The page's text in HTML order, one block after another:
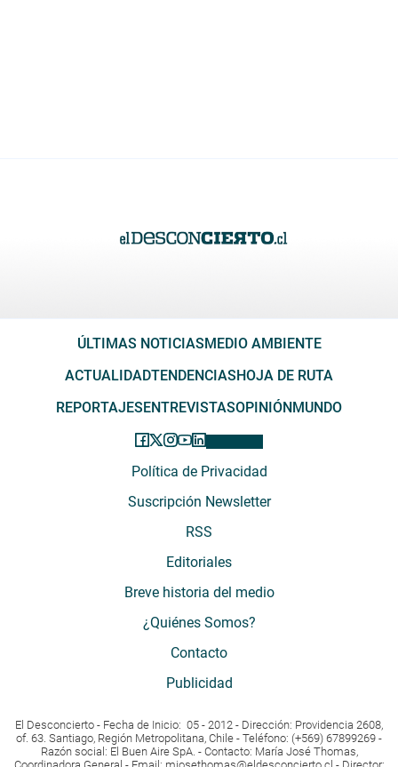
ÚLTIMAS NOTICIASMEDIO AMBIENTE
ACTUALIDADTENDENCIASHOJA DE RUTA
REPORTAJESENTREVISTASOPINIÓNMUNDO
Política de Privacidad
Suscripción Newsletter
RSS
Editoriales
Breve historia del medio
¿Quiénes Somos?
Contacto
Publicidad
El Desconcierto - Fecha de Inicio: 05 - 2012 - Dirección: Providencia 2608,
of. 63. Santiago, Región Metropolitana, Chile - Teléfono: (+569) 67899269 -
Razón social: El Buen Aire SpA. - Contacto: María José Thomas,